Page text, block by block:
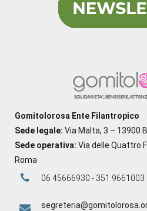
Gomitolorosa Ente Filantropico
Sede legale: Via Malta, 3 – 13900
Sede operativa: Via delle Quattro
Roma
06 45666930 - 351 9661003